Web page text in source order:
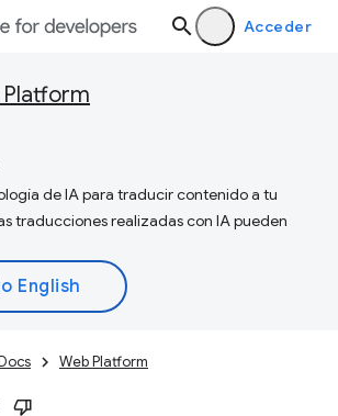
Acceder
de IA para traducir contenido a tu
traducciones realizadas con IA pueden
Web Platform